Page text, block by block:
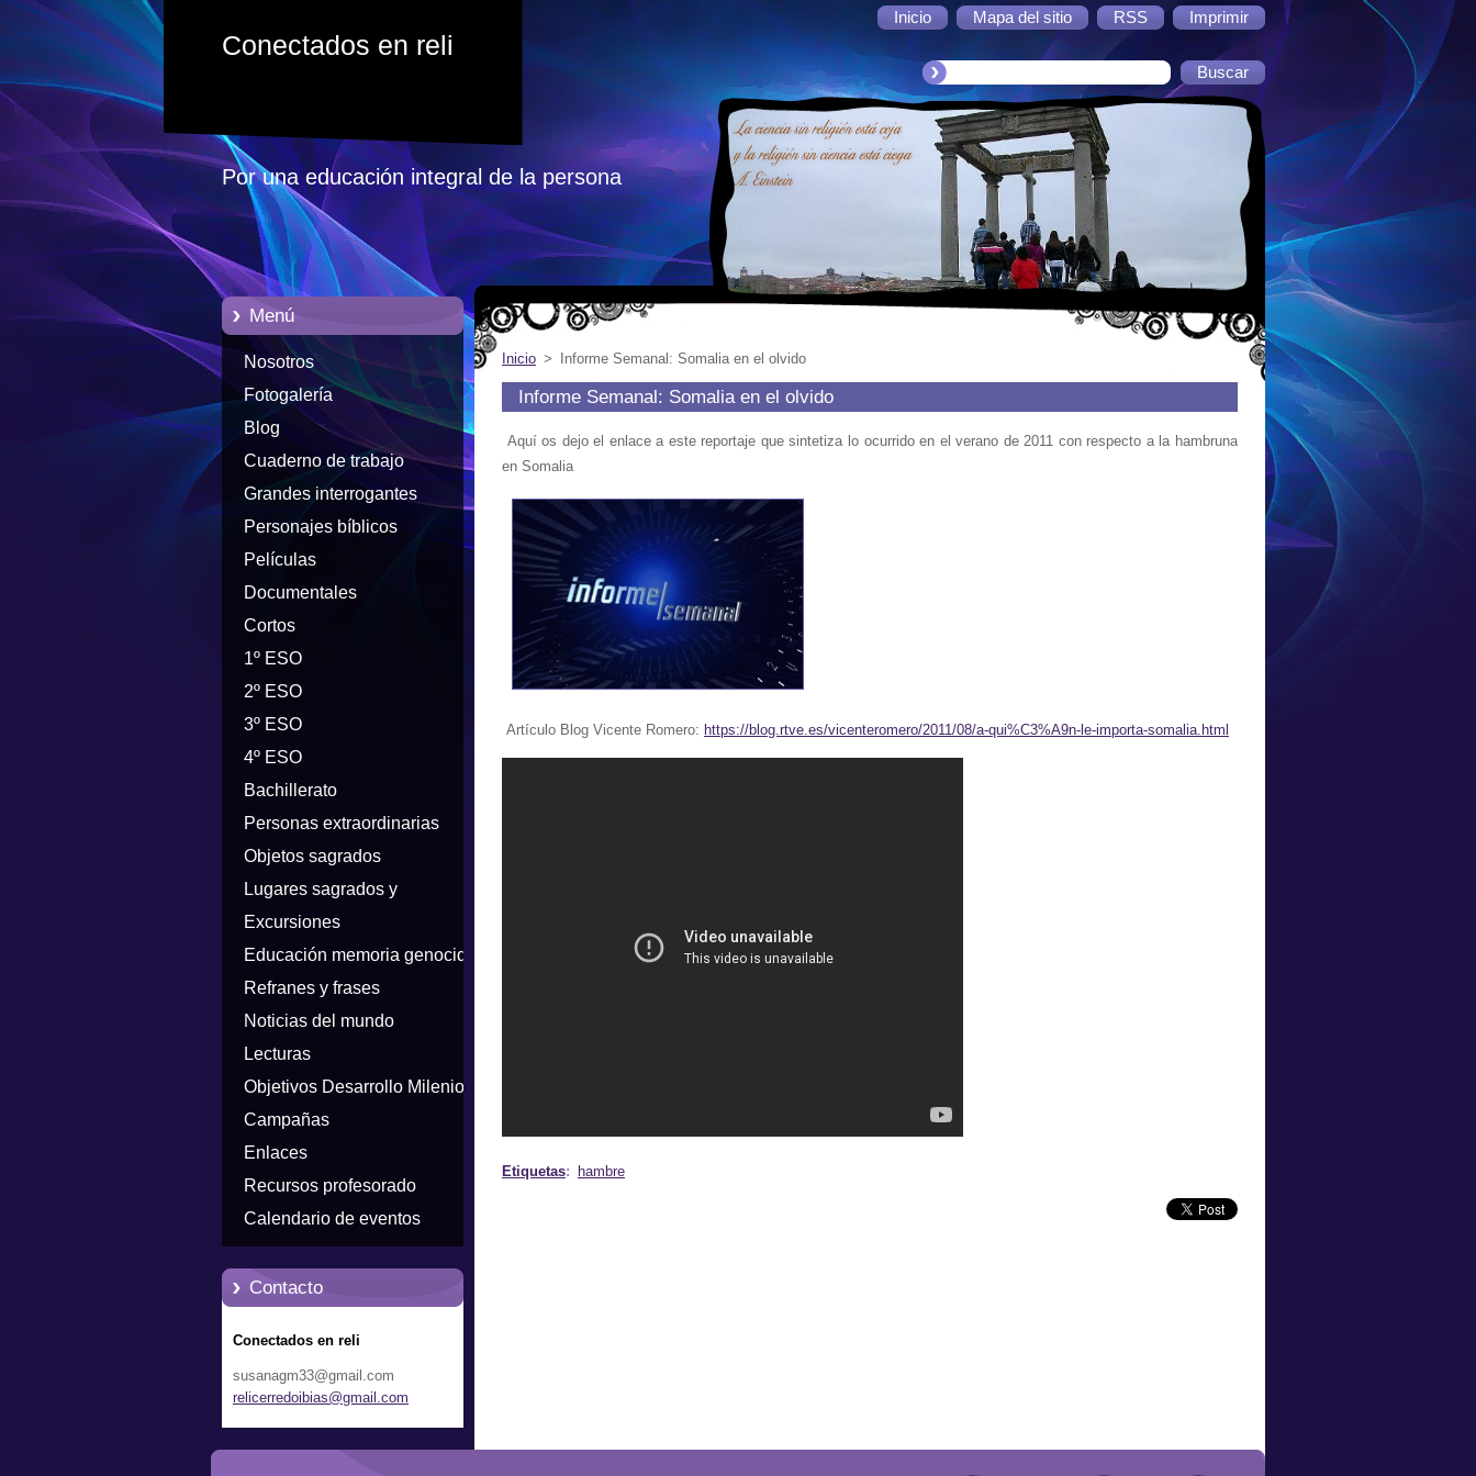
Inicio Mapa del sitio RSS Imprimir
Conectados en reli
Por una educación integral de la persona
Menú
Nosotros
Fotogalería
Blog
Cuaderno de trabajo
Grandes interrogantes
Personajes bíblicos
Películas
Documentales
Cortos
1º ESO
2º ESO
3º ESO
4º ESO
Bachillerato
Personas extraordinarias
Objetos sagrados
Lugares sagrados y
peregrinaciones
Excursiones
Educación memoria genocidios
Refranes y frases
Noticias del mundo
Lecturas
Objetivos Desarrollo Milenio
Campañas
Enlaces
Recursos profesorado
Calendario de eventos
Contacto
Conectados en reli
susanagm33@gmail.com
relicerredoibias@gmail.com
Inicio > Informe Semanal: Somalia en el olvido
Informe Semanal: Somalia en el olvido
Aquí os dejo el enlace a este reportaje que sintetiza lo ocurrido en el verano de 2011 con respecto a la hambruna
en Somalia
Artículo Blog Vicente Romero: https://blog.rtve.es/vicenteromero/2011/08/a-qui%C3%A9n-le-importa-somalia.html
Etiquetas: hambre